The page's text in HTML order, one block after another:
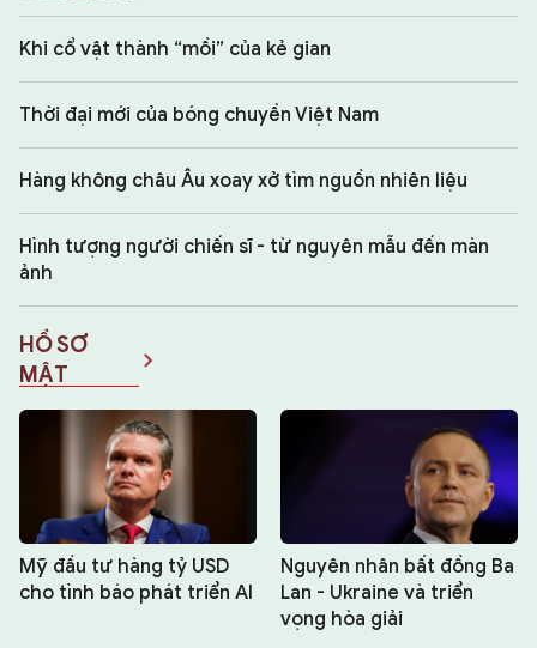
Khi cổ vật thành “mồi” của kẻ gian
Thời đại mới của bóng chuyền Việt Nam
Hàng không châu Âu xoay xở tìm nguồn nhiên liệu
Hình tượng người chiến sĩ - từ nguyên mẫu đến màn
ảnh
HỒ SƠ
MẬT
Mỹ đầu tư hàng tỷ USD
cho tình báo phát triển AI
Nguyên nhân bất đồng Ba
Lan - Ukraine và triển
vọng hòa giải